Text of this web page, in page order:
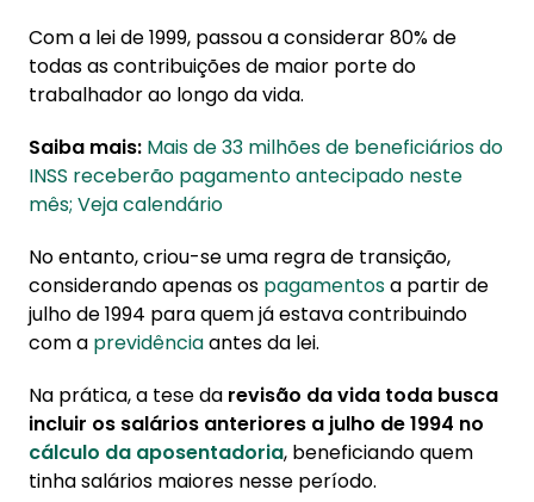
Com a lei de 1999, passou a considerar 80% de
todas as contribuições de maior porte do
trabalhador ao longo da vida.
Saiba mais: Mais de 33 milhões de beneficiários do
INSS receberão pagamento antecipado neste
mês; Veja calendário
No entanto, criou-se uma regra de transição,
considerando apenas os pagamentosa partir de
julho de 1994 para quem já estava contribuindo
com a previdênciaantes da lei.
Na prática, a tese da revisão da vida toda busca
incluir os salários anteriores a julho de 1994 no
cálculo da aposentadoria, beneficiando quem
tinha salários maiores nesse período.